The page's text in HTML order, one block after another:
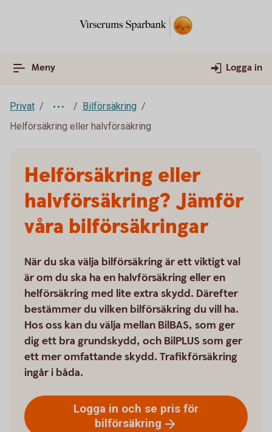
Meny Logga in
Privat
Bilförsäkring
Helförsäkring eller halvförsäkring
Helförsäkring eller
halvförsäkring? Jämför
våra bilförsäkringar
När du ska välja bilförsäkring är ett viktigt val
är om du ska ha en halvförsäkring eller en
helförsäkring med lite extra skydd. Därefter
bestämmer du vilken bilförsäkring du vill ha.
Hos oss kan du välja mellan BilBAS, som ger
dig ett bra grundskydd, och BilPLUS som ger
ett mer omfattande skydd. Trafikförsäkring
ingår i båda.
Logga in och se pris för
bilförsäkring